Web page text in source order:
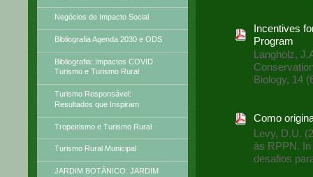
Negócios de Impacto Social
Bibliografia Agenda 2030 e ODS
Bibliografia: Impactos COVID
Turismo e Turismo Rural
Turismo Responsável:
Resultados que Inspiram
Tropeirismo e Turismo Rural
Turismo Rural Municipal
JARDIM BOTÂNICO: JARDIM
Incentives
Program
Langholz,
Biology, 14
Como
Levy, D.U.
às RPPN.
desafios